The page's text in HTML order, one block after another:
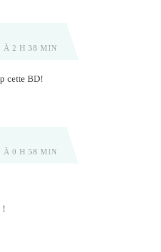
À 2 H 38 MIN
cette BD!
À 0 H 58 MIN
!